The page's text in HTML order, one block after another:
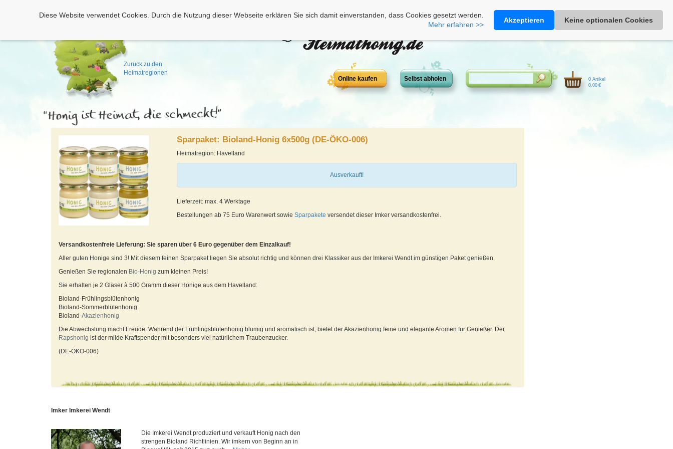
Zurück zu den
Heimatregionen
Heimathonig auf Facebook|Kunden-Login|Warenkorb
Diese Website verwendet Cookies. Durch die Nutzung dieser Webseite erklären Sie sich damit einverstanden, dass Cookies gesetzt werden.
Mehr erfahren >>
Akzeptieren Keine optionalen Cookies
Online kaufen Selbst abholen
0 Artikel
0,00 €
Sparpaket: Bioland-Honig 6x500g (DE-ÖKO-006)
Heimatregion: Havelland
Ausverkauft!
Lieferzeit: max. 4 Werktage
Bestellungen ab 75 Euro Warenwert sowieSparpakete versendet dieser Imker versandkostenfrei.
Versandkostenfreie Lieferung: Sie sparen über 6 Euro gegenüber dem Einzalkauf!
Aller guten Honige sind 3! Mit diesem feinen Sparpaket liegen Sie absolut richtig und können drei Klassiker aus der Imkerei Wendt im günstigen Paket genießen.
Genießen Sie regionalen Bio-Honig zum kleinen Preis!
Sie erhalten je 2 Gläser à 500 Gramm dieser Honige aus dem Havelland:
Bioland-Frühlingsblütenhonig
Bioland-Sommerblütenhonig
Bioland-Akazienhonig
Die Abwechslung macht Freude: Während der Frühlingsblütenhonig blumig und aromatisch ist, bietet der Akazienhonig feine und elegante Aromen für Genießer. Der
Rapshonig ist der milde Kraftspender mit besonders viel natürlichem Traubenzucker.
(DE-ÖKO-006)
Imker Imkerei Wendt
Die Imkerei Wendt produziert und verkauft Honig nach den
strengen Bioland Richtlinien. Wir imkern von Beginn an in